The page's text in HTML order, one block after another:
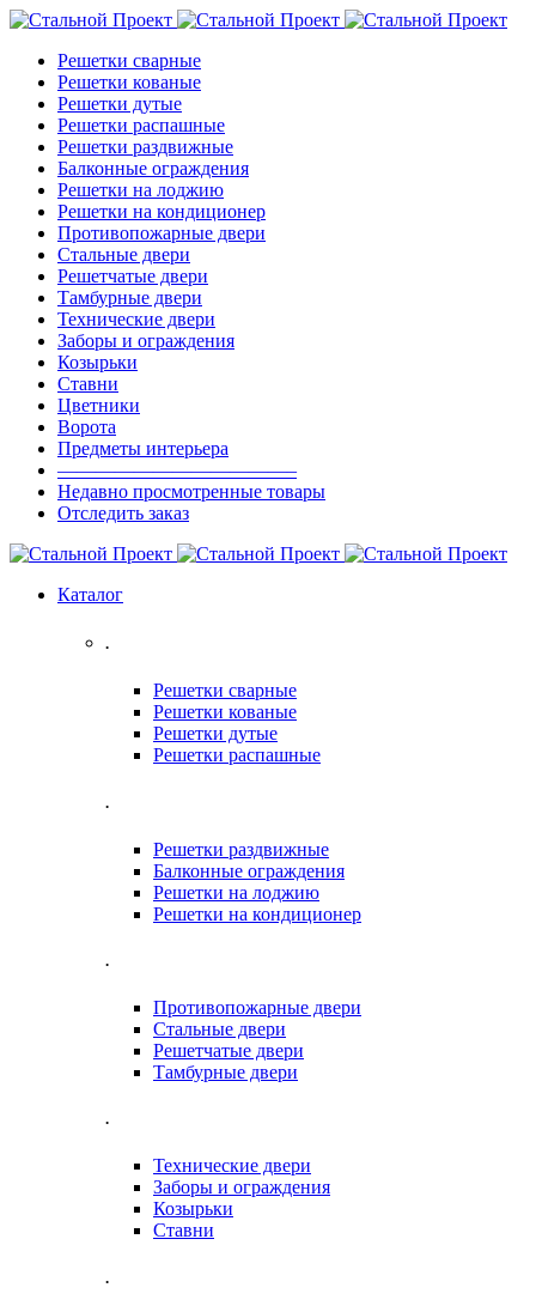
Решетки сварные
Решетки кованые
Решетки дутые
Решетки распашные
Решетки раздвижные
Балконные ограждения
Решетки на лоджию
Решетки на кондиционер
Противопожарные двери
Стальные двери
Решетчатые двери
Тамбурные двери
Технические двери
Заборы и ограждения
Козырьки
Ставни
Цветники
Ворота
Предметы интерьера
————————————–
Недавно просмотренные товары
Отследить заказ
Каталог
.
Решетки сварные
Решетки кованые
Решетки дутые
Решетки распашные
.
Решетки раздвижные
Балконные ограждения
Решетки на лоджию
Решетки на кондиционер
.
Противопожарные двери
Стальные двери
Решетчатые двери
Тамбурные двери
.
Технические двери
Заборы и ограждения
Козырьки
Ставни
.